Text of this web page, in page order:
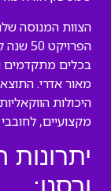
הצוות המנוסה
בכלים מתקדמים
מאור אדרי.
היכולות
מקצועיים,
יתרונות